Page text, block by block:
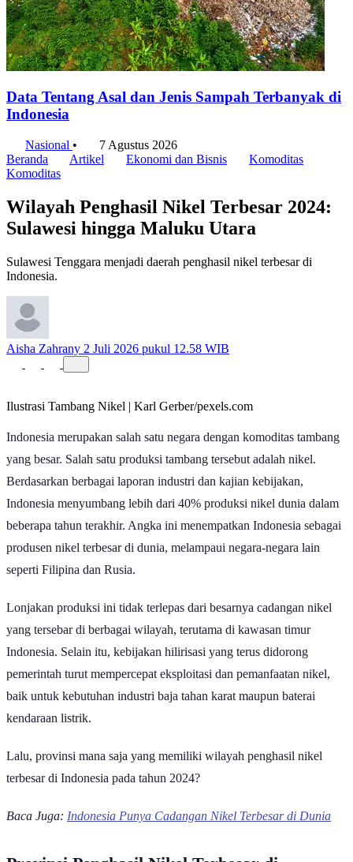
Data Tentang Asal dan Jenis Sampah Terbanyak di
Indonesia
Nasional •
7 Agustus 2026
Beranda
Artikel Ekonomi dan Bisnis
Komoditas
Komoditas
Wilayah Penghasil Nikel Terbesar 2024:
Sulawesi hingga Maluku Utara
Sulawesi Tenggara menjadi daerah penghasil nikel terbesar di
Indonesia.
Aisha Zahrany 2 Juli 2026 pukul 12.58 WIB